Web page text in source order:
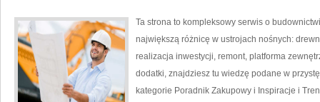
Ta strona to kompleksowy serwis o
największą różnicę w ustrojach nośnych:
realizacja inwestycji, remont, platforma
dodatki, znajdziesz tu wiedzę podane w
kategorie Poradnik Zakupowy i Inspiracje i